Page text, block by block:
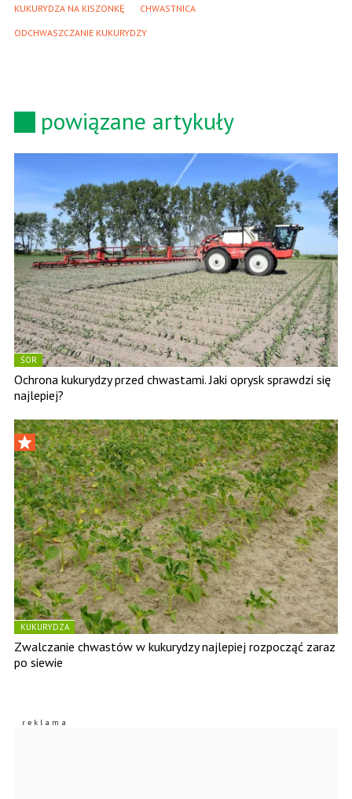
KUKURYDZA NA KISZONKĘ CHWASTNICA
ODCHWASZCZANIE KUKURYDZY
powiązane artykuły
ŚOR
Ochrona kukurydzy przed chwastami. Jaki oprysk sprawdzi się
najlepiej?
KUKURYDZA
Zwalczanie chwastów w kukurydzy najlepiej rozpocząć zaraz
po siewie